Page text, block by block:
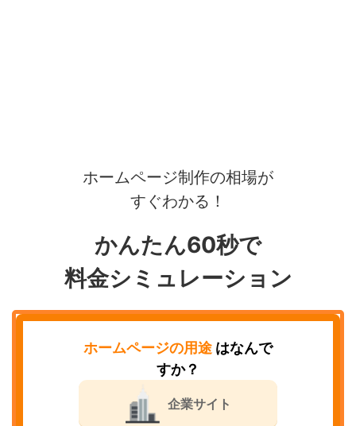
ホームページ制作の相場が
すぐわかる！
かんたん60秒で
料金シミュレーション
ホームページの用途 はなんで
すか？
企業サイト